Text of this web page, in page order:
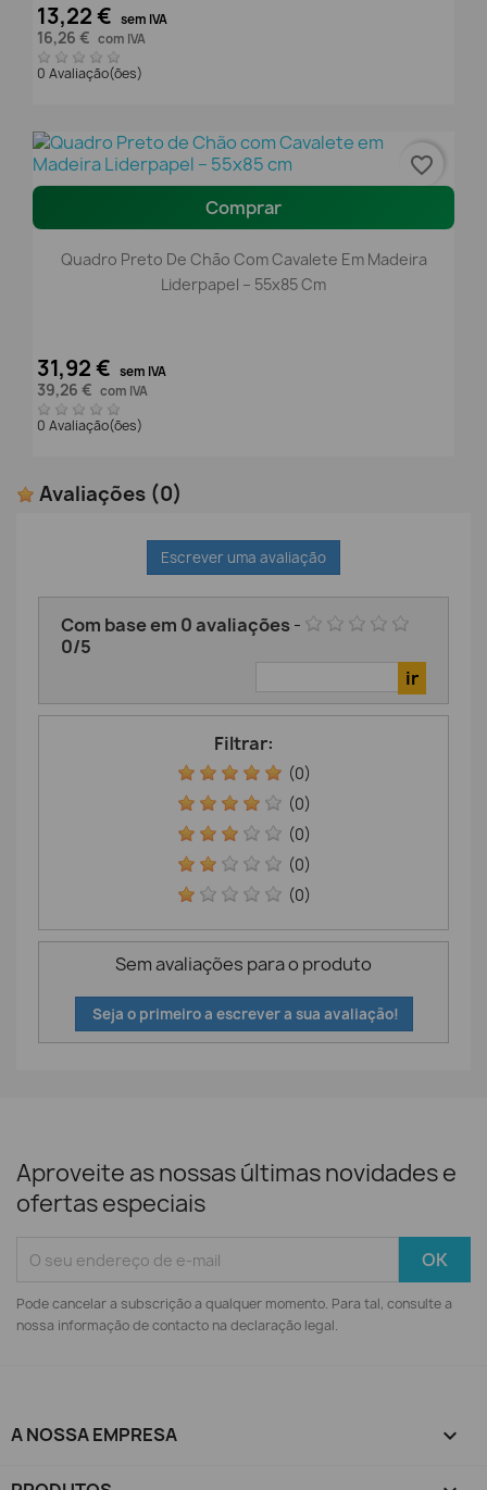
13,22 € sem IVA
16,26 € com IVA
0 Avaliação(ões)
Comprar
Quadro Preto De Chão Com Cavalete Em Madeira
Liderpapel – 55x85 Cm
31,92 € sem IVA
39,26 € com IVA
0 Avaliação(ões)
favorite_border
Avaliações (0)
Escrever uma avaliação
Com base em 0avaliações-
0/5
Filtrar:
(0)
(0)
(0)
(0)
(0)
Sem avaliações para o produto
Seja o primeiro a escrever a sua avaliação!
Aproveite as nossas últimas novidades e
ofertas especiais
Pode cancelar a subscrição a qualquer momento. Para tal, consulte a
nossa informação de contacto na declaração legal.
A NOSSA EMPRESA 